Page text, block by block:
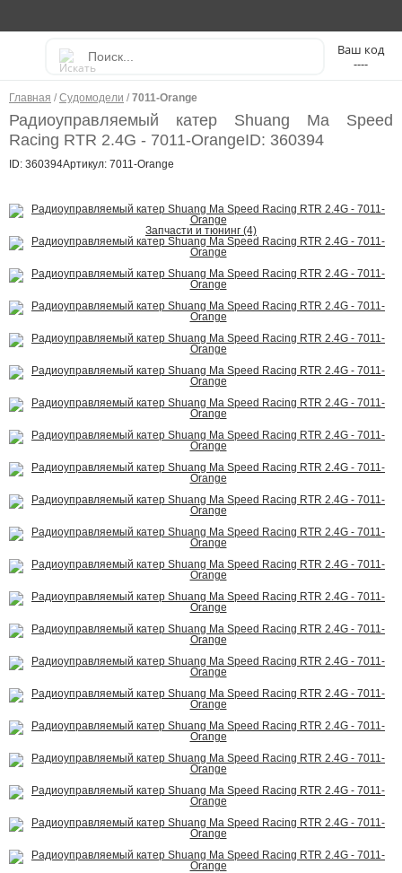
----
Главная / Судомодели / 7011-Orange
Радиоуправляемый катер Shuang Ma Speed
Racing RTR 2.4G - 7011-OrangeID: 360394
ID: 360394Артикул: 7011-Orange
Запчасти и тюнинг (4)